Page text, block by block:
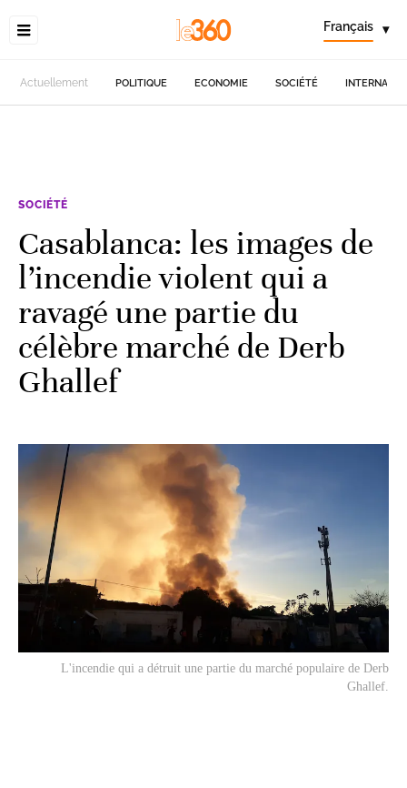
Français ▾
Actuellement POLITIQUE ECONOMIE SOCIÉTÉ
SOCIÉTÉ
Casablanca: les images de
l’incendie violent qui a
ravagé une partie du
célèbre marché de Derb
Ghallef
L'incendie qui a détruit une partie du marché populaire de Derb
Ghallef.